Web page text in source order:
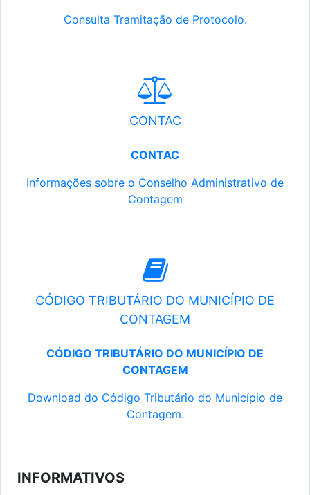
Consulta Tramitação de Protocolo.
CONTAC
CONTAC
Informações sobre o Conselho Administrativo de
Contagem
CÓDIGO TRIBUTÁRIO DO MUNICÍPIO DE
CONTAGEM
CÓDIGO TRIBUTÁRIO DO MUNICÍPIO DE
CONTAGEM
Download do Código Tributário do Município de
Contagem.
INFORMATIVOS